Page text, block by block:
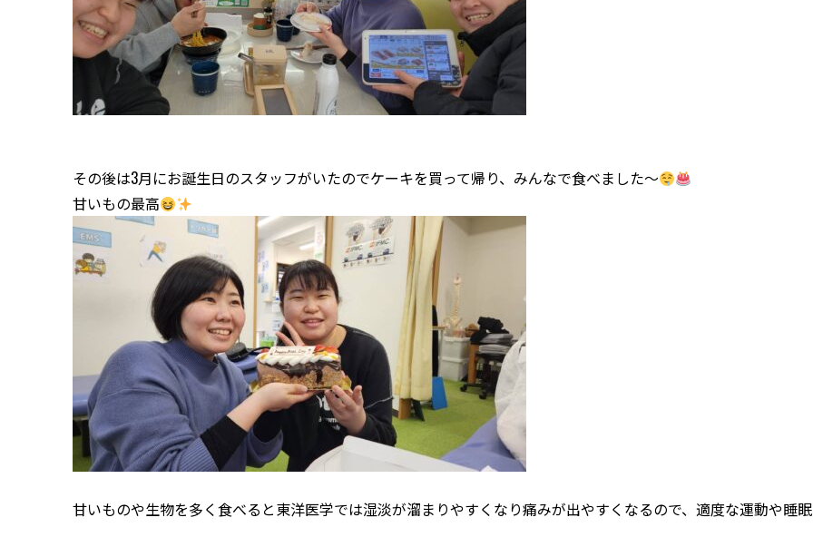
その後は3月にお誕生日のスタッフがいたのでケーキを買って帰り、みんなで食べました～
甘いもの最高
甘いものや生物を多く食べると東洋医学では湿淡が溜まりやすくなり痛みが出やすくなるので、適度な運動や睡